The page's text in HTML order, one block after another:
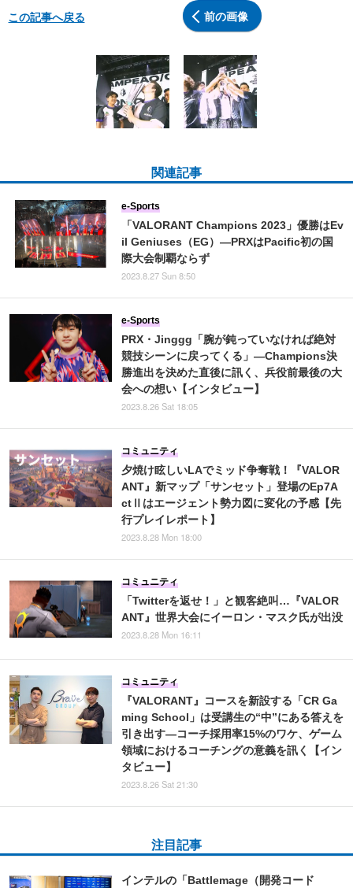
前の画像
この記事へ戻る
関連記事
「VALORANT Champions 2023」優勝はEv
il Geniuses（EG）―PRXはPacific初の国
際大会制覇ならず
e-Sports
2023.8.27 Sun 8:50
PRX・Jinggg「腕が鈍っていなければ絶対
競技シーンに戻ってくる」―Champions決
勝進出を決めた直後に訊く、兵役前最後の大
会への想い【インタビュー】
e-Sports
2023.8.26 Sat 18:05
夕焼け眩しいLAでミッド争奪戦！『VALOR
ANT』新マップ「サンセット」登場のEp7A
ctⅡはエージェント勢力図に変化の予感【先
行プレイレポート】
コミュニティ
2023.8.28 Mon 18:00
「Twitterを返せ！」と観客絶叫…『VALOR
ANT』世界大会にイーロン・マスク氏が出没
コミュニティ
2023.8.28 Mon 16:11
『VALORANT』コースを新設する「CR Ga
ming School」は受講生の“中”にある答えを
引き出す―コーチ採用率15%のワケ、ゲーム
領域におけるコーチングの意義を訊く【イン
タビュー】
コミュニティ
2023.8.26 Sat 21:30
注目記事
インテルの「Battlemage（開発コード